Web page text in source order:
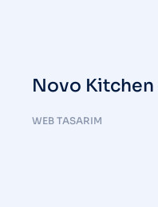
Novo Kitchen
WEB TASARIM